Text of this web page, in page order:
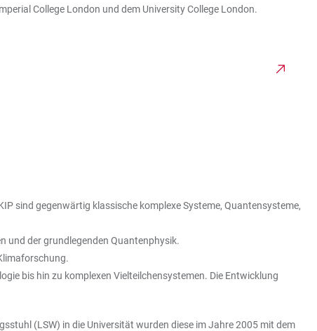
College London und dem University College London.
sind gegenwärtig klassische komplexe Systeme, Quantensysteme,
und der grundlegenden Quantenphysik.
bis hin zu komplexen Vielteilchensystemen. Die Entwicklung
(LSW) in die Universität wurden diese im Jahre 2005 mit dem